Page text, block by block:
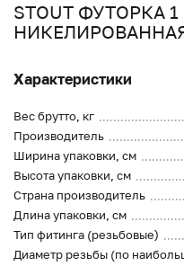
STOUT ФУТОРКА
Характеристики
Вес брутто, кг
Производитель
Ширина упаковки, см
Высота упаковки, см
Страна производитель
Длина упаковки, см
Тип фитинга (резьбовые)
Диаметр резьбы (по